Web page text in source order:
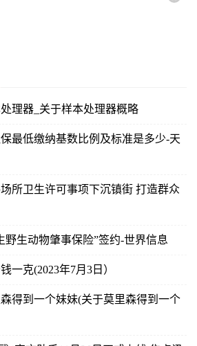
理器_关于样本处理器概略
最低缴纳基数比例及标准是多少-天
所卫生许可事项下沉镇街 打造群众
野生动物肇事保险”签约-世界信息
一克(2023年7月3日）
得到一个妹妹(关于莫里森得到一个